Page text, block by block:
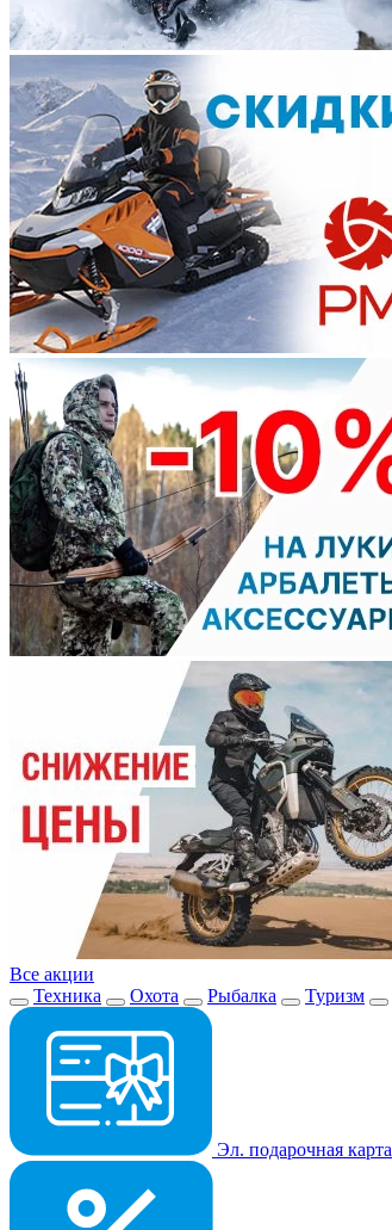
Все акции
Техника
Охота Рыбалка Туризм
Эл. подарочная карта